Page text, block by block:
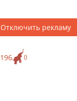
Отключить рекламу
0
196